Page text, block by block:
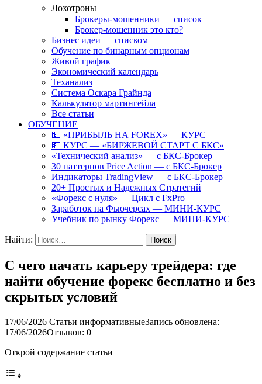
Лохотроны
Брокеры-мошенники — список
Брокер-мошенник это кто?
Бизнес идеи — списком
Обучение по бинарным опционам
Живой график
Экономический календарь
Теханализ
Система Оскара Грайнда
Калькулятор мартингейла
Все статьи
ОБУЧЕНИЕ
💵 «ПРИБЫЛЬ НА FOREX» — КУРС
💵 КУРС — «БИРЖЕВОЙ СТАРТ С БКС»
«Технический анализ» — с БКС-Брокер
30 паттернов Price Action — с БКС-Брокер
Индикаторы TradingView — с БКС-Брокер
20+ Простых и Надежных Стратегий
«Форекс с нуля» — Цикл с FxPro
Заработок на Фьючерсах — МИНИ-КУРС
Учебник по рынку Форекс — МИНИ-КУРС
Найти:
С чего начать карьеру трейдера: где
найти обучение форекс бесплатно и без
скрытых условий
17/06/2026 Статьи информативныеЗапись обновлена:
17/06/2026Отзывов: 0
Открой содержание статьи